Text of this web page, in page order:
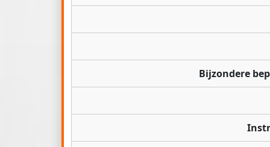
Bijzondere